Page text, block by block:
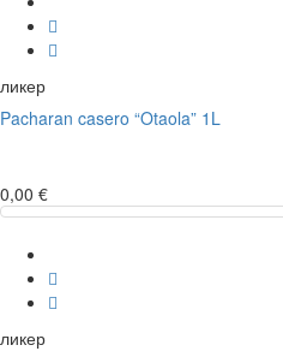
ликер
Pacharan casero “Otaola” 1L
0,00 €
ликер